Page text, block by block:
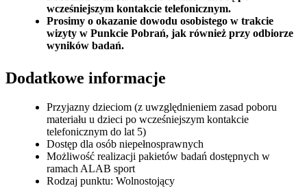
wcześniejszym kontakcie telefonicznym.
Prosimy o okazanie dowodu osobistego w trakcie
wizyty w Punkcie Pobrań, jak również przy odbiorze
wyników badań.
Dodatkowe informacje
Przyjazny dzieciom (z uwzględnieniem zasad poboru
materiału u dzieci po wcześniejszym kontakcie
telefonicznym do lat 5)
Dostęp dla osób niepełnosprawnych
Możliwość realizacji pakietów badań dostępnych w
ramach ALAB sport
Rodzaj punktu: Wolnostojący